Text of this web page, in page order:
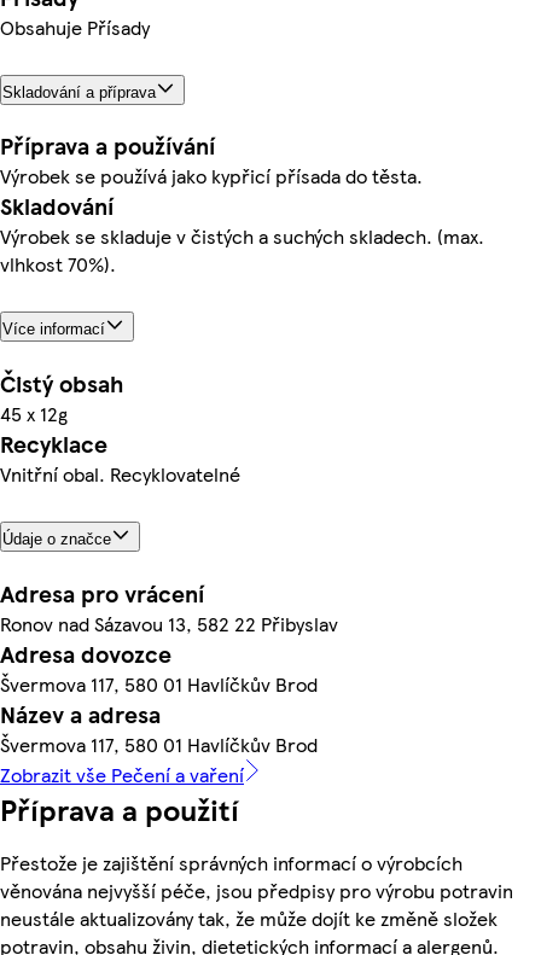
Obsahuje Přísady
Skladování a příprava
Příprava a používání
Výrobek se používá jako kypřicí přísada do těsta.
Skladování
Výrobek se skladuje v čistých a suchých skladech. (max.
vlhkost 70%).
Více informací
Čistý obsah
45 x 12g
Recyklace
Vnitřní obal. Recyklovatelné
Údaje o značce
Adresa pro vrácení
Ronov nad Sázavou 13, 582 22 Přibyslav
Adresa dovozce
Švermova 117, 580 01 Havlíčkův Brod
Název a adresa
Švermova 117, 580 01 Havlíčkův Brod
Zobrazit vše Pečení a vaření
Příprava a použití
Přestože je zajištění správných informací o výrobcích
věnována nejvyšší péče, jsou předpisy pro výrobu potravin
neustále aktualizovány tak, že může dojít ke změně složek
potravin, obsahu živin, dietetických informací a alergenů.